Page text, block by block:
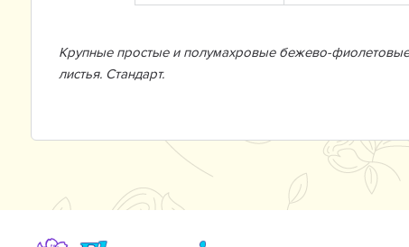
Крупные простые и полумахровые бежево-
листья. Стандарт.